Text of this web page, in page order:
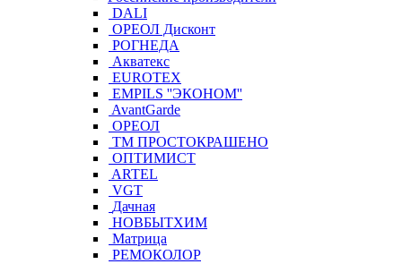
DALI
ОРЕОЛ Дисконт
РОГНЕДА
Акватекс
EUROTEX
EMPILS ''ЭКОНОМ''
AvantGarde
ОРЕОЛ
ТМ ПРОСТОКРАШЕНО
ОПТИМИСТ
ARTEL
VGT
Дачная
НОВБЫТХИМ
Матрица
РЕМОКОЛОР